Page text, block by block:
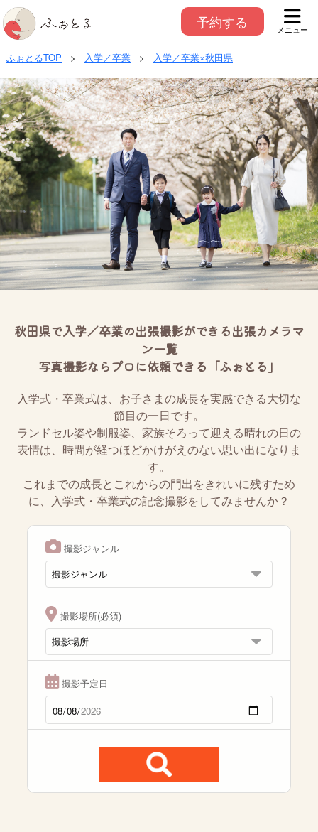
予約する メニュー
ふぉとるTOP > 入学／卒業 > 入学／卒業×秋田県
秋田県で入学／卒業の出張撮影ができる出張カメラマ
ン一覧
写真撮影ならプロに依頼できる「ふぉとる」
入学式・卒業式は、お子さまの成長を実感できる大切な
節目の一日です。
ランドセル姿や制服姿、家族そろって迎える晴れの日の
表情は、時間が経つほどかけがえのない思い出になりま
す。
これまでの成長とこれからの門出をきれいに残すため
に、入学式・卒業式の記念撮影をしてみませんか？
撮影ジャンル
撮影場所(必須)
撮影予定日